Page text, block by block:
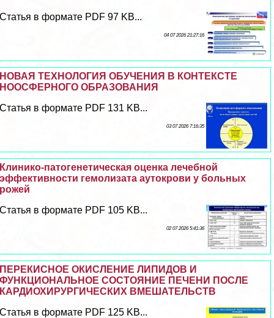
Статья в формате PDF 97 KB...
04 07 2026 21:27:16
НОВАЯ ТЕХНОЛОГИЯ ОБУЧЕНИЯ В КОНТЕКСТЕ
НООСФЕРНОГО ОБРАЗОВАНИЯ
Статья в формате PDF 131 KB...
03 07 2026 7:16:35
Клинико-патогенетическая оценка лечебной
эффективности гемолизата аутокрови у больных
рожей
Статья в формате PDF 105 KB...
02 07 2026 5:41:36
ПЕРЕКИСНОЕ ОКИСЛЕНИЕ ЛИПИДОВ И
ФУНКЦИОНАЛЬНОЕ СОСТОЯНИЕ ПЕЧЕНИ ПОСЛЕ
КАРДИОХИРУРГИЧЕСКИХ ВМЕШАТЕЛЬСТВ
Статья в формате PDF 125 KB...